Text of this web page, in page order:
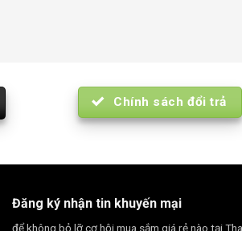
Chính sách đổi trả
Đăng ký nhận tin khuyến mại
để không bỏ lỡ cơ hội mua sắm giá rẻ nào tại